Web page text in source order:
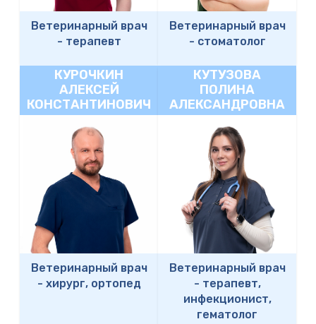
Ветеринарный врач
- терапевт
Ветеринарный врач
- стоматолог
КУРОЧКИН
АЛЕКСЕЙ
КОНСТАНТИНОВИЧ
Ветеринарный врач
- хирург, ортопед
КУТУЗОВА
ПОЛИНА
АЛЕКСАНДРОВНА
Ветеринарный врач
- терапевт,
инфекционист,
гематолог